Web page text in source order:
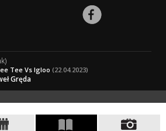
Tee Vs Igloo (22.04.2023)
Gręda